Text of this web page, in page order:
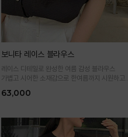
보니타 레이스 블라우스
레이스 디테일로 완성한 여름 감성 블라우스
가볍고 시어한 소재감으로 한여름까지 시원하고
63,000